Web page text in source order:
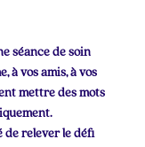
séance de soin
à vos amis, à vos
mettre des mots
de relever le défi